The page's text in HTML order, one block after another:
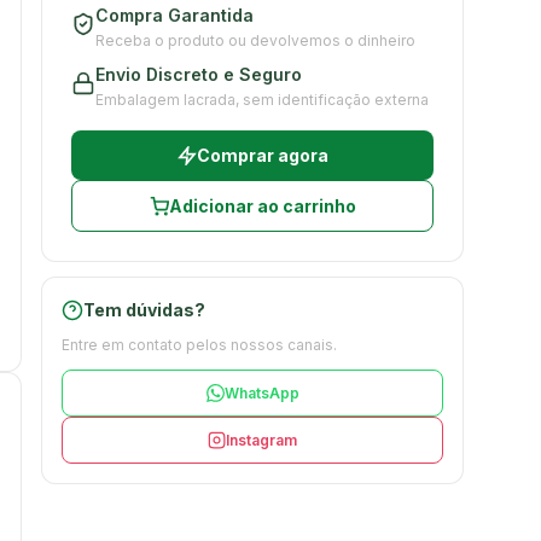
Compra Garantida
Receba o produto ou devolvemos o dinheiro
Envio Discreto e Seguro
Embalagem lacrada, sem identificação externa
Comprar agora
Adicionar ao carrinho
Tem dúvidas?
Entre em contato pelos nossos canais.
WhatsApp
Instagram